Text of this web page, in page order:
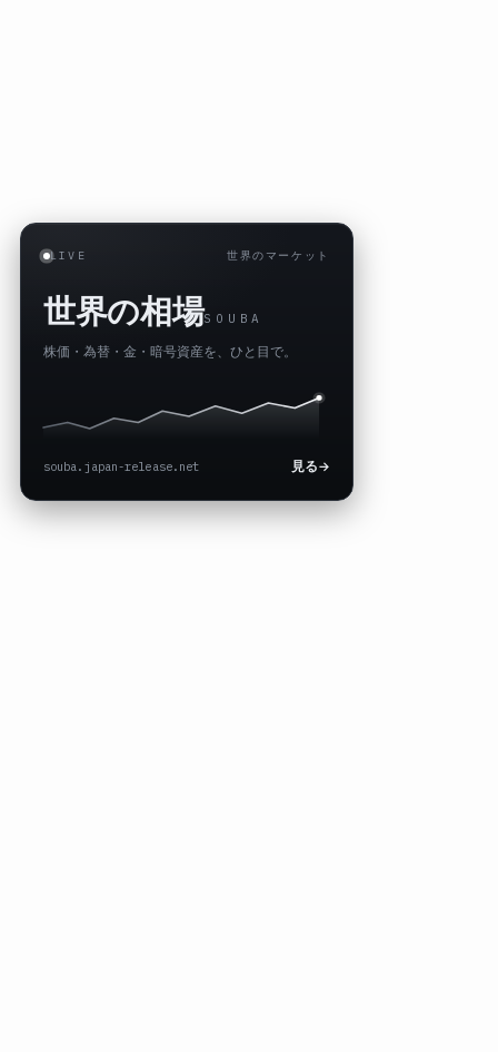
LIVE 世界のマーケット
世界の相場SOUBA
株価・為替・金・暗号資産を、ひと目で。
souba.japan-release.net 見る→